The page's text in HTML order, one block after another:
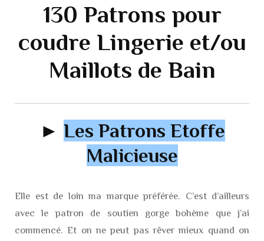
130 Patrons pour
coudre Lingerie et/ou
Maillots de Bain
► Les Patrons Etoffe
Malicieuse
Elle est de loin ma marque préférée. C’est d’ailleurs
avec le patron de soutien gorge bohème que j’ai
commencé. Et on ne peut pas rêver mieux quand on